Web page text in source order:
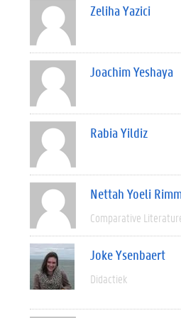
Zeliha Yazici
Joachim Yeshaya
Rabia Yildiz
Nettah Yoeli
Comparative
Joke Ysenbaert
Didactiek